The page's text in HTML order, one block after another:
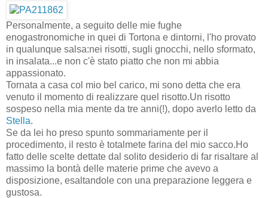
Personalmente, a seguito delle mie fughe
enogastronomiche in quei di Tortona e dintorni, l'ho provato
in qualunque salsa:nei risotti, sugli gnocchi, nello sformato,
in insalata...e non c'è stato piatto che non mi abbia
appassionato.
Tornata a casa col mio bel carico, mi sono detta che era
venuto il momento di realizzare quel risotto.Un risotto
sospeso nella mia mente da tre anni(!), dopo averlo letto da
Stella.
Se da lei ho preso spunto sommariamente per il
procedimento, il resto è totalmete farina del mio sacco.Ho
fatto delle scelte dettate dal solito desiderio di far risaltare al
massimo la bontà delle materie prime che avevo a
disposizione, esaltandole con una preparazione leggera e
gustosa.